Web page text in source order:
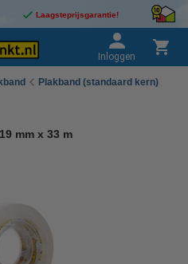
Laagsteprijsgarantie!
Inloggen
Plakband (standaard kern)
mm x 33 m